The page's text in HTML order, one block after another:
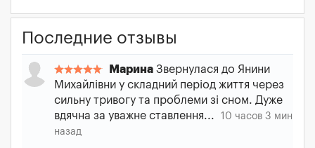
Последние отзывы
Марина Звернулася до Янини
Михайлівни у складний період життя через
сильну тривогу та проблеми зі сном. Дуже
вдячна за уважне ставлення...
10 часов 3 мин
назад